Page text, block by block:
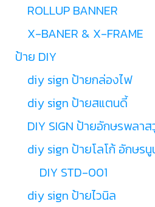
ROLLUP BANNER
X-BANER & X-FRAME
ป้าย DIY
diy sign ป้ายกล่องไฟ
diy sign ป้ายสแตนดี้
DIY SIGN ป้ายอักษรพลา
diy sign ป้ายโลโก้ อักษรนู
DIY STD-001
diy sign ป้ายไวนิล